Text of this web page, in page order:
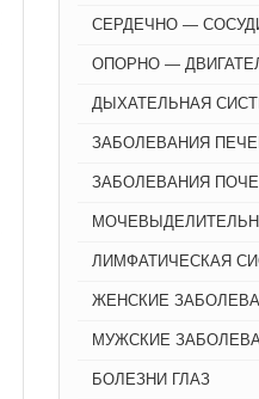
СЕРДЕЧНО —
ОПОРНО —
ДЫХАТЕЛЬНАЯ
ЗАБОЛЕВАНИЯ
ЗАБОЛЕВАНИЯ
ЛИМФАТИЧЕСКАЯ
ЖЕНСКИЕ
МУЖСКИЕ
БОЛЕЗНИ ГЛАЗ